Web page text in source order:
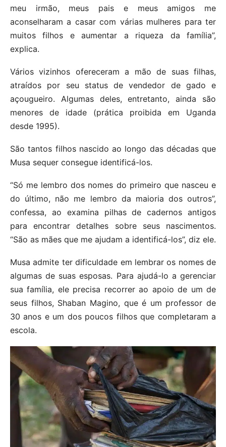
meu irmão, meus pais e meus amigos me
aconselharam a casar com várias mulheres para ter
muitos filhos e aumentar a riqueza da família”,
explica.
Vários vizinhos ofereceram a mão de suas filhas,
atraídos por seu status de vendedor de gado e
açougueiro. Algumas deles, entretanto, ainda são
menores de idade (prática proibida em Uganda
desde 1995).
São tantos filhos nascido ao longo das décadas que
Musa sequer consegue identificá-los.
“Só me lembro dos nomes do primeiro que nasceu e
do último, não me lembro da maioria dos outros”,
confessa, ao examina pilhas de cadernos antigos
para encontrar detalhes sobre seus nascimentos.
“São as mães que me ajudam a identificá-los”, diz ele.
Musa admite ter dificuldade em lembrar os nomes de
algumas de suas esposas. Para ajudá-lo a gerenciar
sua família, ele precisa recorrer ao apoio de um de
seus filhos, Shaban Magino, que é um professor de
30 anos e um dos poucos filhos que completaram a
escola.